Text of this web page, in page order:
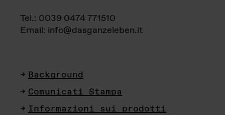
Tel.: 0039 0474 771510
Email: info@dasganzeleben.it
Background
Comunicati Stampa
Informazioni sui prodotti